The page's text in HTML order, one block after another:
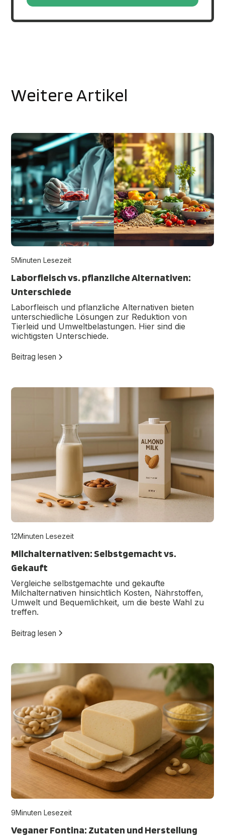
Weitere Artikel
5Minuten Lesezeit
Laborfleisch vs. pflanzliche Alternativen:
Unterschiede
Laborfleisch und pflanzliche Alternativen bieten
unterschiedliche Lösungen zur Reduktion von
Tierleid und Umweltbelastungen. Hier sind die
wichtigsten Unterschiede.
Beitrag lesen
12Minuten Lesezeit
Milchalternativen: Selbstgemacht vs.
Gekauft
Vergleiche selbstgemachte und gekaufte
Milchalternativen hinsichtlich Kosten, Nährstoffen,
Umwelt und Bequemlichkeit, um die beste Wahl zu
treffen.
Beitrag lesen
9Minuten Lesezeit
Veganer Fontina: Zutaten und Herstellung